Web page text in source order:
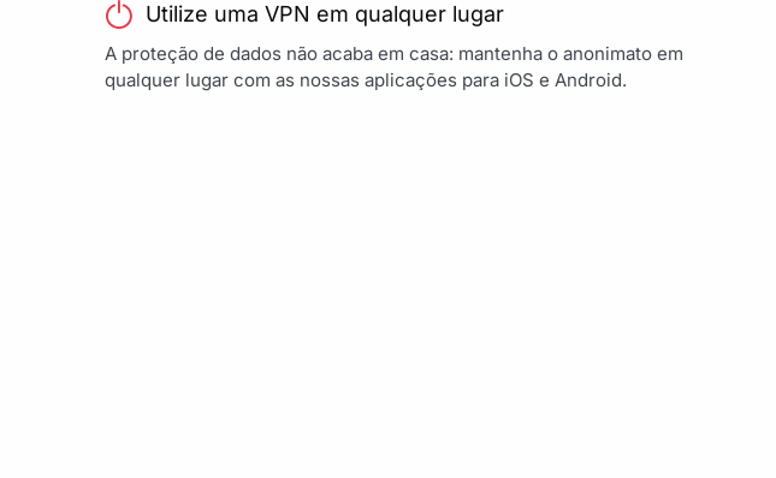
Utilize uma VPN em qualquer lugar
A proteção de dados não acaba em casa: mantenha o anonimato em
qualquer lugar com as nossas aplicações para iOS e Android.